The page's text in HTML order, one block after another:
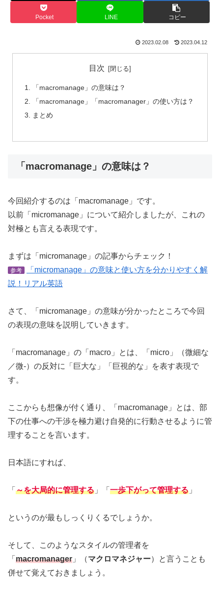
Pocket LINE コピー
2023.02.08 2023.04.12
目次
「macromanage」の意味は？
「macromanage」「macromanager」の使い方は？
まとめ
「macromanage」の意味は？
今回紹介するのは「macromanage」です。
以前「micromanage」について紹介しましたが、これの
対極とも言える表現です。
まずは「micromanage」の記事からチェック！
参考
「micromanage」の意味と使い方を分かりやすく解
説！リアル英語
さて、「micromanage」の意味が分かったところで今回
の表現の意味を説明していきます。
「macromanage」の「macro」とは、「micro」（微細な
／微-）の反対に「巨大な」「巨視的な」を表す表現で
す。
ここからも想像が付く通り、「macromanage」とは、部
下の仕事への干渉を極力避け自発的に行動させるように管
理することを言います。
日本語にすれば、
「 ～を大局的に管理する 」「 一歩下がって管理する 」
というのが最もしっくりくるでしょうか。
そして、このようなスタイルの管理者を
「 macromanager 」（マクロマネジャー）と言うことも
併せて覚えておきましょう。